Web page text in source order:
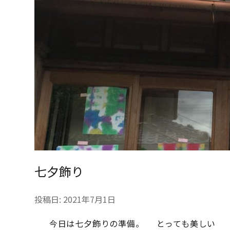
七夕飾り
投稿日: 2021年7月1日
今日は七夕飾りの準備。 とっても美